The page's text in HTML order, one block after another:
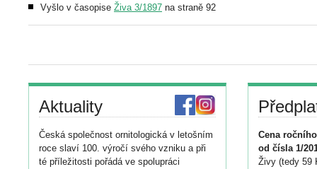
Vyšlo v časopise Živa 3/1897 na straně 92
Aktuality
Česká společnost ornitologická v letošním
roce slaví 100. výročí svého vzniku a při
té příležitosti pořádá ve spolupráci
Cena
od čísla 1/
Živy (tedy 59